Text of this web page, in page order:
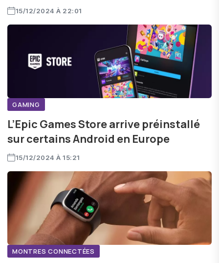
15/12/2024 À 22:01
GAMING
L’Epic Games Store arrive préinstallé
sur certains Android en Europe
15/12/2024 À 15:21
MONTRES CONNECTÉES